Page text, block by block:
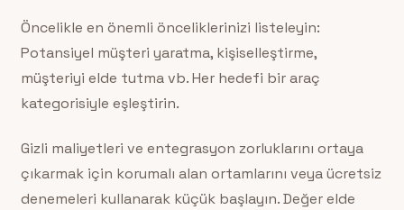
Öncelikle en önemli önceliklerinizi listeleyin:
Potansiyel müşteri yaratma, kişiselleştirme,
müşteriyi elde tutma vb. Her hedefi bir araç
kategorisiyle eşleştirin.
Gizli maliyetleri ve entegrasyon zorluklarını ortaya
çıkarmak için korumalı alan ortamlarını veya ücretsiz
denemeleri kullanarak küçük başlayın. Değer elde